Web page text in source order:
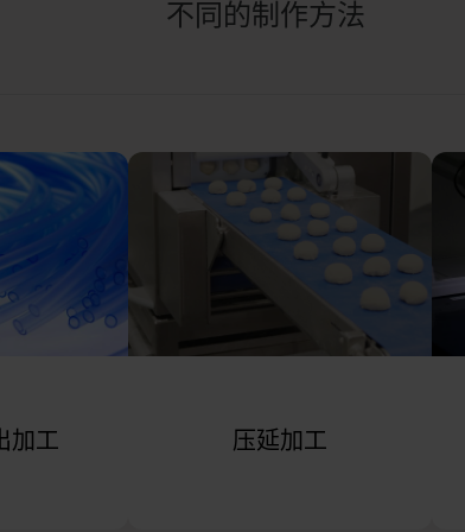
不同的制作方法
加工 压延加工